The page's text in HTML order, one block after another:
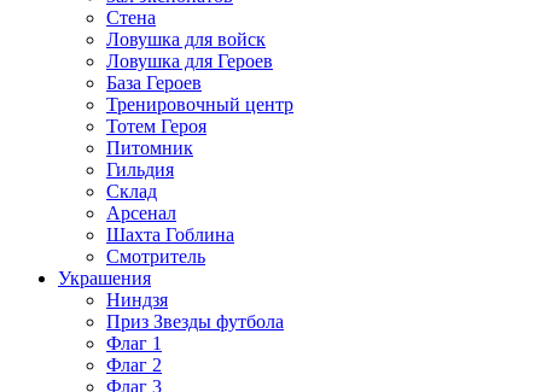
Стена
Ловушка для войск
Ловушка для Героев
База Героев
Тренировочный центр
Тотем Героя
Питомник
Гильдия
Склад
Арсенал
Шахта Гоблина
Смотритель
Украшения
Ниндзя
Приз Звезды футбола
Флаг 1
Флаг 2
Флаг 3